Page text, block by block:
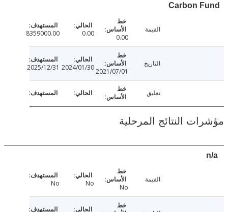
Carbon
0.00
8359000.00
2021/07/01
2024/01/30
2025/12/31
النتائج المرحلية
No